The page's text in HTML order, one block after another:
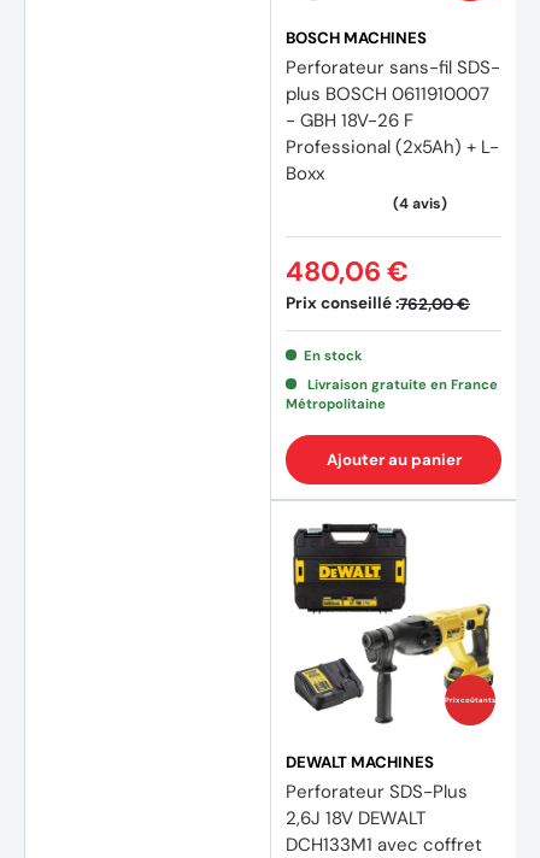
(3
BOSCH MACHINES
Perforateur sans-fil SDS-
plus BOSCH 0611910007
- GBH 18V-26 F
Professional (2x5Ah) + L-
Boxx
Prix conseillé :762,00 €
480,06 €
En stock
Livraison gratuite en France
Métropolitaine
Ajouter au panier
Prix coûtants
DEWALT MACHINES
Perforateur SDS-Plus
2,6J 18V DEWALT
DCH133M1 avec coffret